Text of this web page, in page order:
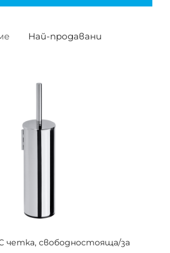
Най-продавани
четка, свободностояща/за